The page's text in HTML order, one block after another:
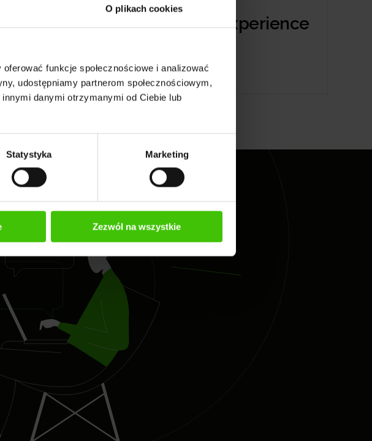
O plikach cookies
funkcje społecznościowe i analizować
udostępniamy partnerom społecznościowym,
danymi otrzymanymi od Ciebie lub
Statystyka Marketing
Zezwól na wszystkie
UX czyli User Experience